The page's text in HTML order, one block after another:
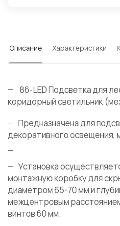
Описание Характеристики
86-LED Подсветка для
коридорный светильник
Предназначена для
декоративного освещения,
Установка
монтажную коробку для
диаметром 65-70 мм и
межцентровым
винтов 60 мм.